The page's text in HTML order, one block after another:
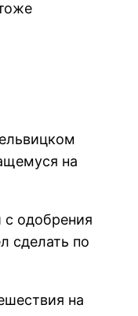
на
с одобрения
сделать по
на